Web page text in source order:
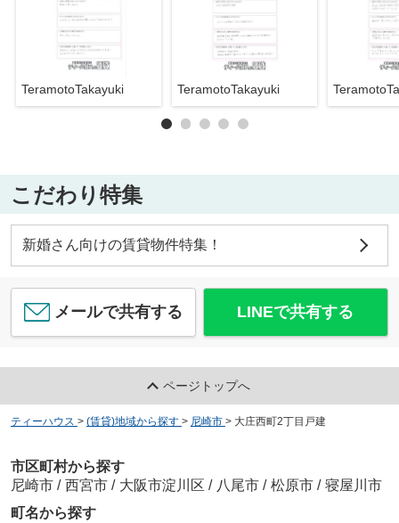
TeramotoTakayuki TeramotoTakayuki
こだわり特集
新婚さん向けの賃貸物件特集！
メールで共有する LINEで共有する
ページトップへ
ティーハウス > (賃貸)地域から探す > 尼崎市 > 大庄西町2丁目戸建
市区町村から探す
尼崎市 / 西宮市 / 大阪市淀川区 / 八尾市 / 松原市 / 寝屋川市
町名から探す